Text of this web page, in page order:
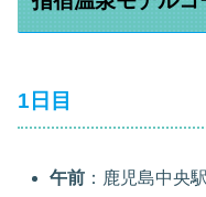
1日目
午前 ：鹿児島中央